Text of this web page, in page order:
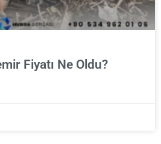
Fiyatı Ne Oldu?